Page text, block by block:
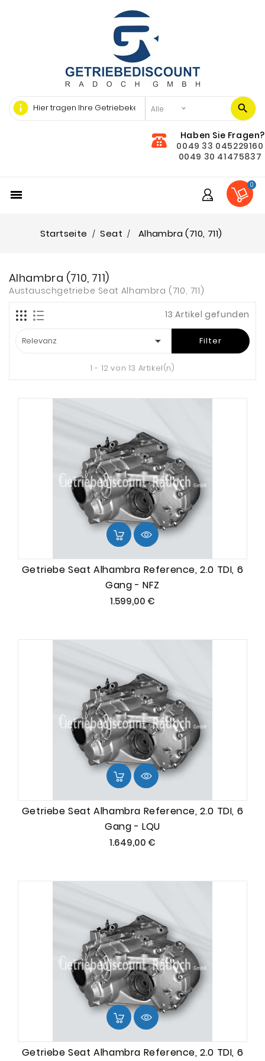
info
Haben Sie Fragen?
0049 33 045229160
0049 30 41475837

0
Startseite Seat Alhambra (710, 711)
Alhambra (710, 711)
Austauschgetriebe Seat Alhambra (710, 711)
13 Artikel gefunden
Relevanz  Filter
1 - 12 von 13 Artikel(n)
Getriebe Seat Alhambra Reference, 2.0 TDI, 6
Gang - NFZ
1.599,00 €
Getriebe Seat Alhambra Reference, 2.0 TDI, 6
Gang - LQU
1.649,00 €
Getriebe Seat Alhambra Reference, 2.0 TDI, 6